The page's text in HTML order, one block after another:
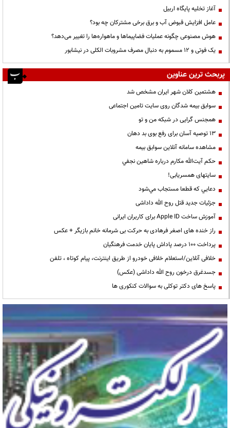
آغاز تخلیه پایگاه اربیل
عامل افزایش قبوض آب و برق برخی مشترکان چه بود؟
هوش مصنوعی چگونه عملیات فضاپیماها و ماهواره‌ها را تغییر می‌دهد؟
یک فوتی و ۱۲ مسموم به دنبال مصرف مشروبات الکلی در نیشابور
پربحث ترین عناوین
هشتمین کلان شهر ایران مشخص شد
سوابق بیمه شدگان روی سایت تامین اجتماعی
همجنس گرایی در شبکه من و تو
13 توصیه آسان برای رفع بوی بد دهان
مشاهده سامانه آنلاين سوابق بیمه
حكم آيت‌الله مكارم درباره شاهين نجفي
سایتهای همسریابی!
دعايي كه قطعا مستجاب مي‌شود
جزئیات جدید قتل روح الله داداشی
آموزش ساخت Apple ID برای کاربران ایرانی
راز خنده های اصغر فرهادی به حرکت بی شرمانه خانم بازیگر + عکس
پرداخت ۱۰۰ درصد پاداش پایان خدمت فرهنگیان
خلافی آنلاین/استعلام خلافی خودرو از طریق اینترنت، پیام کوتاه ، تلفن
جسدغرق درخون روح الله داداشی (عکس)
پاسخ های دکتر توکلی به سوالات کنکوری ها